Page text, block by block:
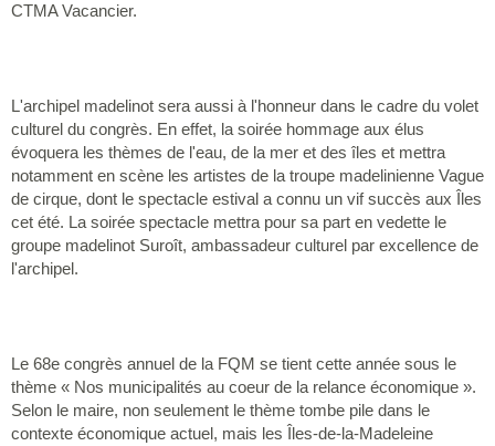
CTMA Vacancier.
L'archipel madelinot sera aussi à l'honneur dans le cadre du volet
culturel du congrès. En effet, la soirée hommage aux élus
évoquera les thèmes de l'eau, de la mer et des îles et mettra
notamment en scène les artistes de la troupe madelinienne Vague
de cirque, dont le spectacle estival a connu un vif succès aux Îles
cet été. La soirée spectacle mettra pour sa part en vedette le
groupe madelinot Suroît, ambassadeur culturel par excellence de
l'archipel.
Le 68e congrès annuel de la FQM se tient cette année sous le
thème « Nos municipalités au coeur de la relance économique ».
Selon le maire, non seulement le thème tombe pile dans le
contexte économique actuel, mais les Îles-de-la-Madeleine